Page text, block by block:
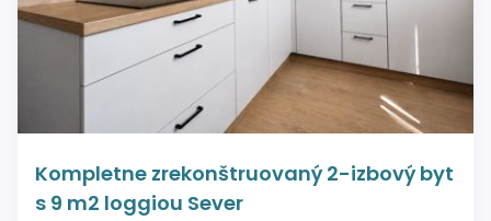
Kompletne zrekonštruovaný 2-izbový byt
s 9 m2 loggiou Sever